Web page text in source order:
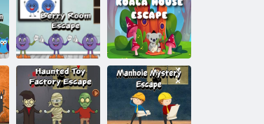
ןפיולטנַא ָאידוטס
שילַאקיזומ
ןפיולטנַא טשרַאב
ןגרָאמ
עּפַאקסע םור
עדגַאי
ןפיולטנַא זיוה
ַאלַאָאק